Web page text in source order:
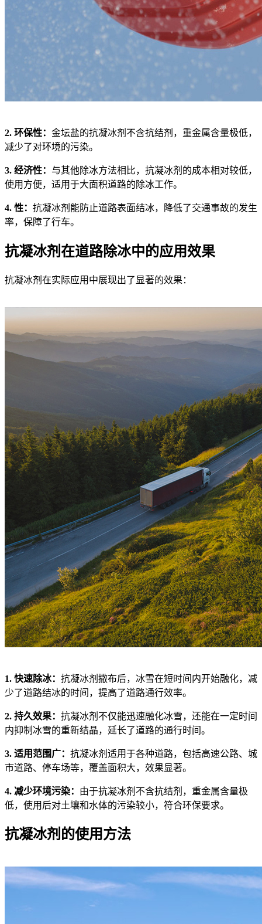
2. 环保性： 金坛盐的抗凝冰剂不含抗结剂，重金属含量极低，
减少了对环境的污染。
3. 经济性： 与其他除冰方法相比，抗凝冰剂的成本相对较低，
使用方便，适用于大面积道路的除冰工作。
4. 性： 抗凝冰剂能防止道路表面结冰，降低了交通事故的发生
率，保障了行车。
抗凝冰剂在道路除冰中的应用效果
抗凝冰剂在实际应用中展现出了显著的效果：
1. 快速除冰： 抗凝冰剂撒布后，冰雪在短时间内开始融化，减
少了道路结冰的时间，提高了道路通行效率。
2. 持久效果： 抗凝冰剂不仅能迅速融化冰雪，还能在一定时间
内抑制冰雪的重新结晶，延长了道路的通行时间。
3. 适用范围广： 抗凝冰剂适用于各种道路，包括高速公路、城
市道路、停车场等，覆盖面积大，效果显著。
4. 减少环境污染： 由于抗凝冰剂不含抗结剂，重金属含量极
低，使用后对土壤和水体的污染较小，符合环保要求。
抗凝冰剂的使用方法